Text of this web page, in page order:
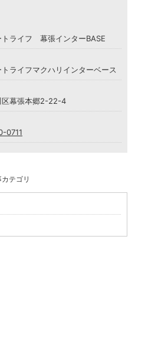
トライフ 幕張インターBASE
ライフマクハリインターベース
区幕張本郷2-22-4
0711
テゴリ